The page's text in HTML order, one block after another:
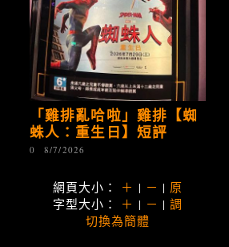
「雞排亂哈啦」雞排【蜘
蛛人：重生日】短評
0 8/7/2026
網頁大小： ＋ | － | 原
字型大小： ＋ | － |調
切換為簡體